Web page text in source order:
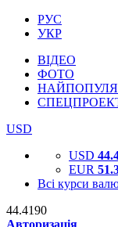
РУС
УКР
ВІДЕО
ФОТО
USD
USD
EUR
Всі курси
44.4190
Авторизація